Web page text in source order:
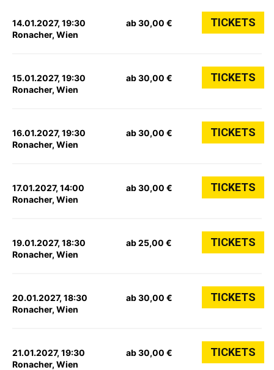
14.01.2027, 19:30
Ronacher, Wien
ab 30,00 € TICKETS
15.01.2027, 19:30
Ronacher, Wien
ab 30,00 € TICKETS
16.01.2027, 19:30
Ronacher, Wien
ab 30,00 € TICKETS
17.01.2027, 14:00
Ronacher, Wien
ab 30,00 € TICKETS
19.01.2027, 18:30
Ronacher, Wien
ab 25,00 € TICKETS
20.01.2027, 18:30
Ronacher, Wien
ab 30,00 € TICKETS
21.01.2027, 19:30
Ronacher, Wien
ab 30,00 € TICKETS